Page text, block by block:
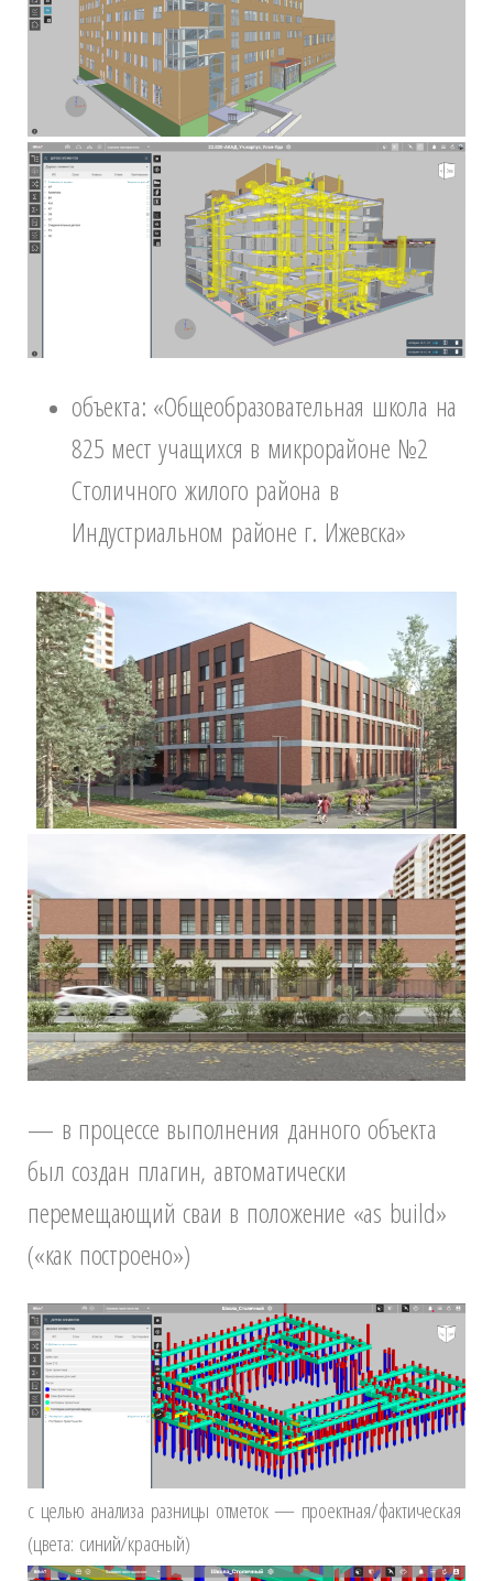
объекта: «Общеобразовательная школа на
825 мест учащихся в микрорайоне №2
Столичного жилого района в
Индустриальном районе г. Ижевска»
— в процессе выполнения данного объекта
был создан плагин, автоматически
перемещающий сваи в положение «as build»
(«как построено»)
с целью анализа разницы отметок — проектная/фактическая
(цвета: синий/красный)